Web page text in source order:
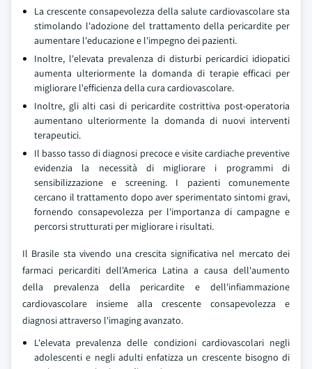
La crescente consapevolezza della salute cardiovascolare sta
stimolando l'adozione del trattamento della pericardite per
aumentare l'educazione e l'impegno dei pazienti.
Inoltre, l'elevata prevalenza di disturbi pericardici idiopatici
aumenta ulteriormente la domanda di terapie efficaci per
migliorare l'efficienza della cura cardiovascolare.
Inoltre, gli alti casi di pericardite costrittiva post-operatoria
aumentano ulteriormente la domanda di nuovi interventi
terapeutici.
Il basso tasso di diagnosi precoce e visite cardiache preventive
evidenzia la necessità di migliorare i programmi di
sensibilizzazione e screening. I pazienti comunemente
cercano il trattamento dopo aver sperimentato sintomi gravi,
fornendo consapevolezza per l'importanza di campagne e
percorsi strutturati per migliorare i risultati.
Il Brasile sta vivendo una crescita significativa nel mercato dei
farmaci pericarditi dell'America Latina a causa dell'aumento
della prevalenza della pericardite e dell'infiammazione
cardiovascolare insieme alla crescente consapevolezza e
diagnosi attraverso l'imaging avanzato.
L'elevata prevalenza delle condizioni cardiovascolari negli
adolescenti e negli adulti enfatizza un crescente bisogno di